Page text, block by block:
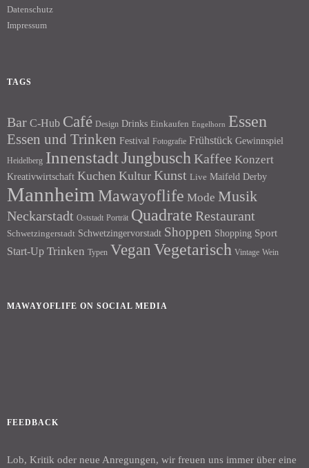
Datenschutz
Impressum
TAGS
Bar C-Hub Café Design Drinks Einkaufen Engelhorn Essen
Essen und Trinken Festival Fotografie Frühstück Gewinnspiel
Heidelberg InnenstadtJungbusch Kaffee Konzert
Kreativwirtschaft Kuchen Kultur Kunst Live Maifeld Derby
Mannheim Mawayoflife Mode Musik
Neckarstadt Oststadt Porträt Quadrate Restaurant
Schwetzingerstadt Schwetzingervorstadt Shoppen Shopping Sport
Start-Up Trinken Typen Vegan Vegetarisch Vintage Wein
MAWAYOFLIFE ON SOCIAL MEDIA
FEEDBACK
Lob, Kritik oder neue Anregungen, wir freuen uns immer über eine